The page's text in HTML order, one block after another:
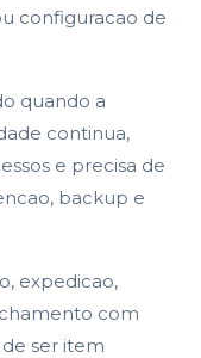
configuracao de
quando a
continua,
e precisa de
backup e
expedicao,
com
ser item